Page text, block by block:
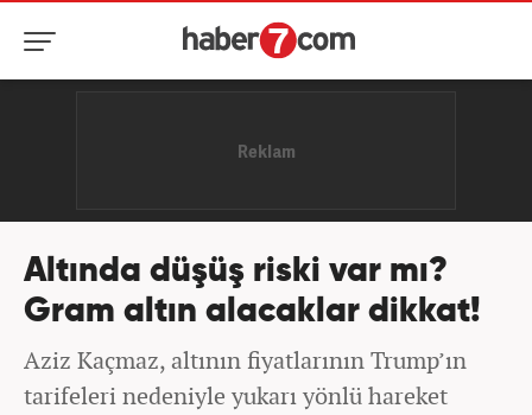
Altında düşüş riski var mı?
Gram altın alacaklar dikkat!
Aziz Kaçmaz, altının fiyatlarının Trump’ın
tarifeleri nedeniyle yukarı yönlü hareket